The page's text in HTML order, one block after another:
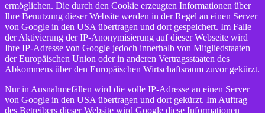
ermöglichen. Die durch den Cookie erzeugten Informationen über
Ihre Benutzung dieser Website werden in der Regel an einen Server
von Google in den USA übertragen und dort gespeichert. Im Falle
der Aktivierung der IP-Anonymisierung auf dieser Webseite wird
Ihre IP-Adresse von Google jedoch innerhalb von Mitgliedstaaten
der Europäischen Union oder in anderen Vertragsstaaten des
Abkommens über den Europäischen Wirtschaftsraum zuvor gekürzt.
Nur in Ausnahmefällen wird die volle IP-Adresse an einen Server
von Google in den USA übertragen und dort gekürzt. Im Auftrag
des Betreibers dieser Website wird Google diese Informationen